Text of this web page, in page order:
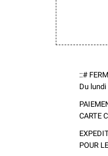
::#
Du
CARTE
POUR